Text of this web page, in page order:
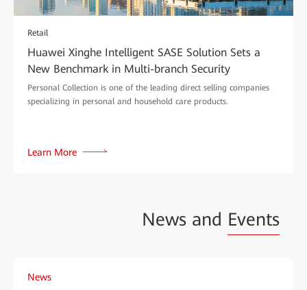
Retail
Huawei Xinghe Intelligent SASE Solution Sets a
New Benchmark in Multi-branch Security
Personal Collection is one of the leading direct selling companies
specializing in personal and household care products.
Learn More
News and Events
News